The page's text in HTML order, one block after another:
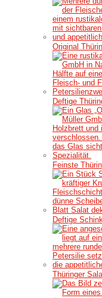
Original
Deftige
Feinste
Deftige
Thüringer